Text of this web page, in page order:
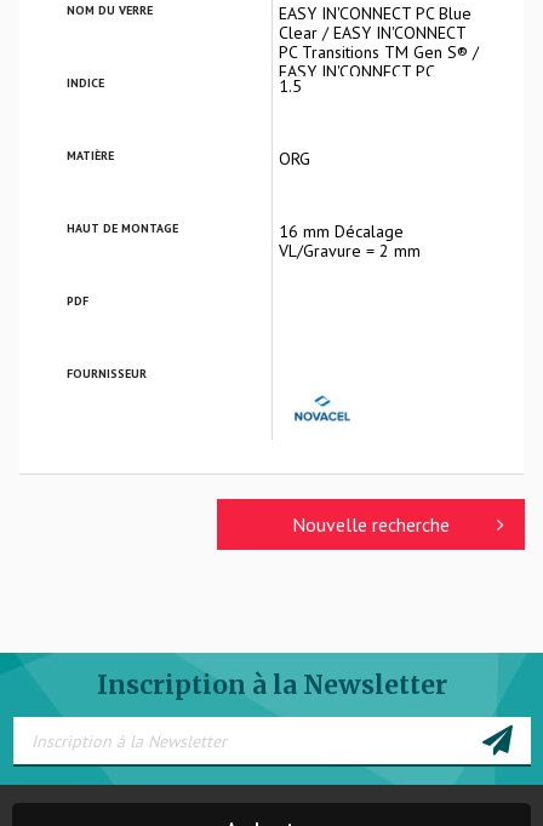
NOM DU VERRE
EASY IN'CONNECT PC Blue
Clear / EASY IN'CONNECT
PC Transitions TM Gen S® /
EASY IN'CONNECT PC
Transitions TM XTRActive®
INDICE 1.5
MATIÈRE ORG
HAUT DE MONTAGE
16 mm Décalage
VL/Gravure = 2 mm
PDF
FOURNISSEUR
Nouvelle recherche
Inscription à la Newsletter